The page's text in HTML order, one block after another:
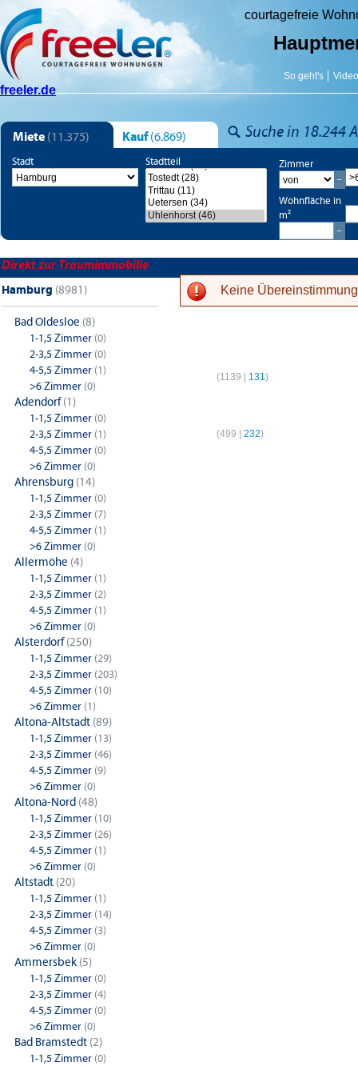
courtagefreie
Video
So geht's
freeler.de
Suche in 18.244
Miete (11.375) Kauf (6.869)
Stadt Stadtteil
Wohnfläche in
m²
Zimmer
Direkt zur Traumimmobilie
Hamburg (8981)
Bad Oldesloe (8)
1-1,5 Zimmer (0)
2-3,5 Zimmer (0)
4-5,5 Zimmer (1)
>6 Zimmer (0)
Adendorf(1)
1-1,5 Zimmer (0)
2-3,5 Zimmer (1)
4-5,5 Zimmer (0)
>6 Zimmer (0)
Ahrensburg (14)
1-1,5 Zimmer (0)
2-3,5 Zimmer (7)
4-5,5 Zimmer (1)
>6 Zimmer (0)
Allermöhe (4)
1-1,5 Zimmer (1)
2-3,5 Zimmer (2)
4-5,5 Zimmer (1)
>6 Zimmer (0)
Alsterdorf(250)
1-1,5 Zimmer (29)
2-3,5 Zimmer (203)
4-5,5 Zimmer (10)
>6 Zimmer (1)
Altona-Altstadt (89)
1-1,5 Zimmer (13)
2-3,5 Zimmer (46)
4-5,5 Zimmer (9)
>6 Zimmer (0)
Altona-Nord (48)
1-1,5 Zimmer (10)
2-3,5 Zimmer (26)
4-5,5 Zimmer (1)
>6 Zimmer (0)
Altstadt (20)
1-1,5 Zimmer (1)
2-3,5 Zimmer (14)
4-5,5 Zimmer (3)
>6 Zimmer (0)
Ammersbek (5)
1-1,5 Zimmer (0)
2-3,5 Zimmer (4)
4-5,5 Zimmer (0)
>6 Zimmer (0)
Bad Bramstedt (2)
1-1,5 Zimmer (0)
Keine
(1139 131)
(499 232)